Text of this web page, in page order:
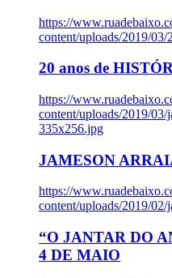
https://
content/uploads/2019/
20 anos de
https://
content/uploads/2019/03/
335x256.jpg
JAMESON
https://
content/uploads/2019/
“O JANTAR DO
4 DE MAIO